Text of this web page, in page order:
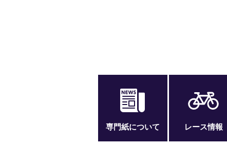
専門紙について レース情報